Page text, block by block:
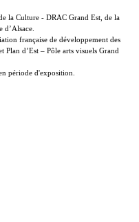
la Culture - DRAC Grand Est, de la
française de développement des
Plan d’Est – Pôle arts visuels Grand
période d'exposition.